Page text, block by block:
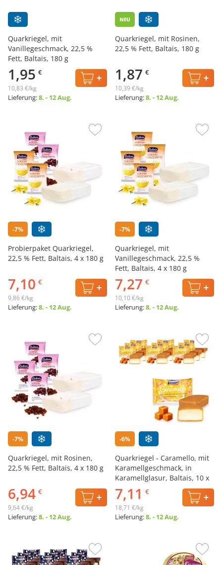
Quarkriegel, mit
Vanillegeschmack, 22,5 %
Fett, Baltais, 180 g
1,95 €
10,83 €/kg
Lieferung:8. - 12 Aug.
Quarkriegel, mit Rosinen,
22,5 % Fett, Baltais, 180 g
1,87 €
10,39 €/kg
Lieferung:8. - 12 Aug.
-7%
Probierpaket Quarkriegel,
22,5 % Fett, Baltais, 4 х 180 g
7,10 €
9,86 €/kg
Lieferung:8. - 12 Aug.
-7%
Quarkriegel, mit
Vanillegeschmack, 22,5 %
Fett, Baltais, 4 х 180 g
7,27 €
10,10 €/kg
Lieferung:8. - 12 Aug.
-7%
Quarkriegel, mit Rosinen,
22,5 % Fett, Baltais, 4 х 180 g
6,94 €
9,64 €/kg
Lieferung:8. - 12 Aug.
-6%
Quarkriegel - Caramello, mit
Karamellgeschmack, in
Karamellglasur, Baltais, 10 х
38 g
7,11 €
18,71 €/kg
Lieferung:8. - 12 Aug.